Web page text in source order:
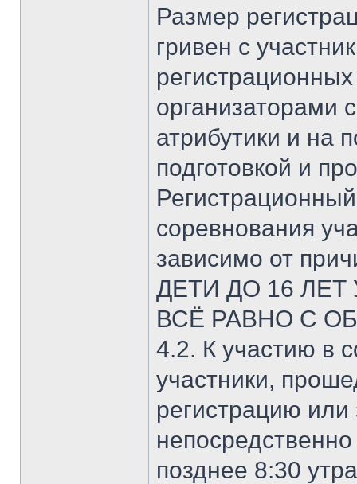
Размер
гривен с
организаторами
атрибутики и на
подготовкой и
соревнования
зависимо от
ДЕТИ ДО 16
ВСЁ РАВНО С
4.2. К участию в
участники,
регистрацию
позднее 8:30